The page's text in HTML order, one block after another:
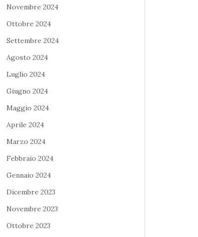
Novembre 2024
Ottobre 2024
Settembre 2024
Agosto 2024
Luglio 2024
Giugno 2024
Maggio 2024
Aprile 2024
Marzo 2024
Febbraio 2024
Gennaio 2024
Dicembre 2023
Novembre 2023
Ottobre 2023